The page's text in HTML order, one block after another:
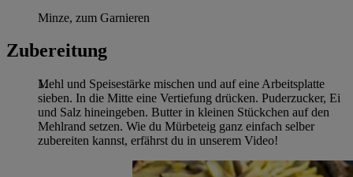
Minze, zum Garnieren
Zubereitung
Mehl und Speisestärke mischen und auf eine Arbeitsplatte
sieben. In die Mitte eine Vertiefung drücken. Puderzucker, Ei
und Salz hineingeben. Butter in kleinen Stückchen auf den
Mehlrand setzen. Wie du Mürbeteig ganz einfach selber
zubereiten kannst, erfährst du in unserem Video!